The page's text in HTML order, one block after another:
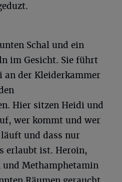
Schal und ein
im Gesicht. Sie führt
an der Kleiderkammer
Hier sitzen Heidi und
wer kommt und wer
und dass nur
erlaubt ist. Heroin,
Methamphetamin